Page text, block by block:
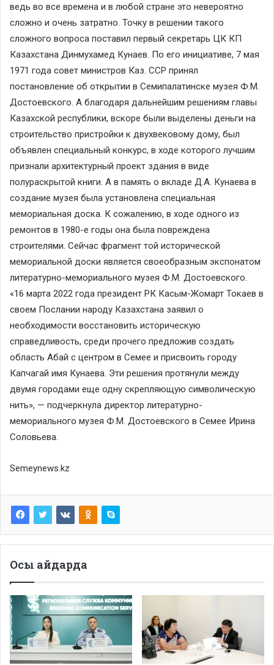
ведь во все времена и в любой стране это невероятно
сложно и очень затратно. Точку в решении такого
сложного вопроса поставил первый секретарь ЦК КП
Казахстана Динмухамед Кунаев. По его инициативе, 7 мая
1971 года совет министров Каз. ССР принял
постановление об открытии в Семипалатинске музея Ф.М.
Достоевского. А благодаря дальнейшим решениям главы
Казахской республики, вскоре были выделены деньги на
строительство пристройки к двухвековому дому, был
объявлен специальный конкурс, в ходе которого лучшим
признали архитектурный проект здания в виде
полураскрытой книги. А в память о вкладе Д.А. Кунаева в
создание музея была установлена специальная
мемориальная доска. К сожалению, в ходе одного из
ремонтов в 1980-е годы она была повреждена
строителями. Сейчас фрагмент той исторической
мемориальной доски является своеобразным экспонатом
литературно-мемориального музея Ф.М. Достоевского.
«16 марта 2022 года президент РК Касым-Жомарт Токаев в
своем Послании народу Казахстана заявил о
необходимости восстановить историческую
справедливость, среди прочего предложив создать
область Абай с центром в Семее и присвоить городу
Капчагай имя Кунаева. Эти решения протянули между
двумя городами еще одну скрепляющую символическую
нить», — подчеркнула директор литературно-
мемориального музея Ф.М. Достоевского в Семее Ирина
Соловьева.
Semeynews.kz
Осы айдарда